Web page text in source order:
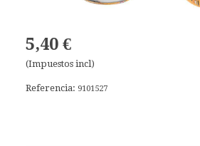
5,40 €
(Impuestos incl)
Referencia: 9101527